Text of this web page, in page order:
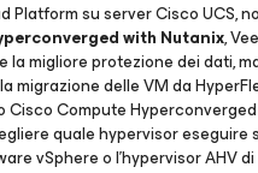
Platform su server Cisco UCS,
with Nutanix,
la migliore protezione dei dati,
migrazione delle VM da
Cisco Compute
quale hypervisor eseguire
vSphere o l’hypervisor AHV